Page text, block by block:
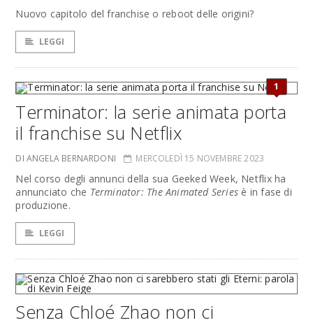
Nuovo capitolo del franchise o reboot delle origini?
LEGGI
1
Terminator: la serie animata porta
il franchise su Netflix
DI ANGELA BERNARDONI MERCOLEDÌ 15 NOVEMBRE 2023
Nel corso degli annunci della sua Geeked Week, Netflix ha
annunciato che Terminator: The Animated Series è in fase di
produzione.
LEGGI
Senza Chloé Zhao non ci